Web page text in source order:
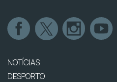
NOTÍCIAS
DESPORTO